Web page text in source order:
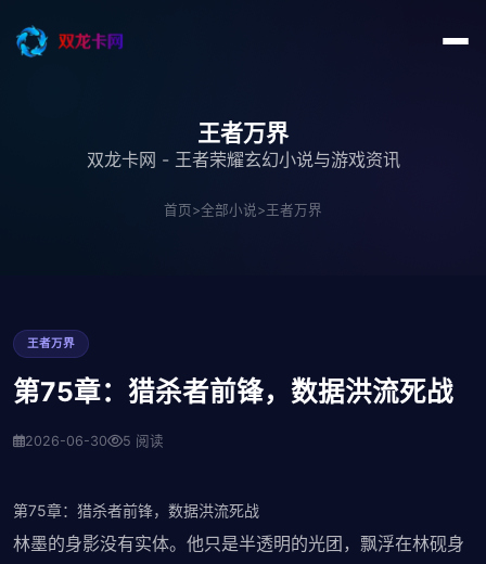
王者万界
双龙卡网 - 王者荣耀玄幻小说与游戏资讯
首页>全部小说>王者万界
王者万界
第75章：猎杀者前锋，数据洪流死战
2026-06-30 5 阅读
第75章：猎杀者前锋，数据洪流死战
林墨的身影没有实体。他只是半透明的光团，飘浮在林砚身